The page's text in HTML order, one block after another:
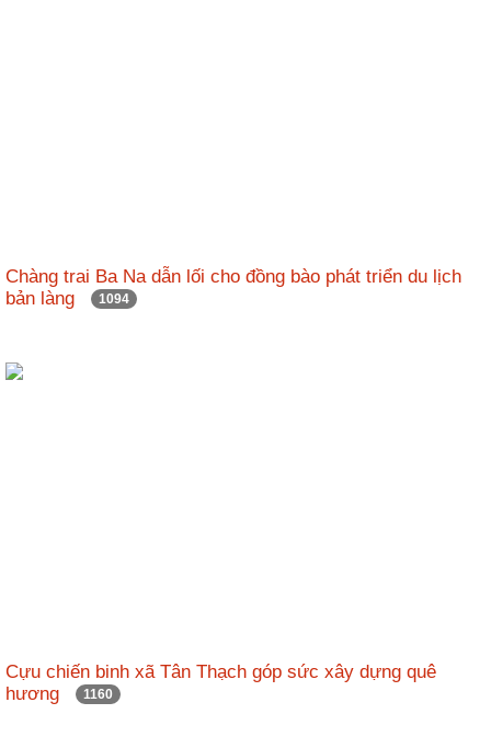
Chàng trai Ba Na dẫn lối cho đồng bào phát triển du lịch
bản làng
1094
Cựu chiến binh xã Tân Thạch góp sức xây dựng quê
hương
1160